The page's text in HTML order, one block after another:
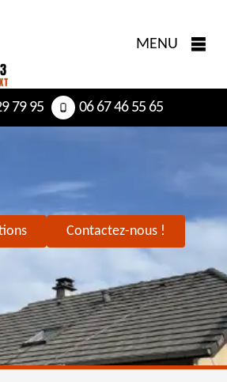
MENU
79 95 06 67 46 55 65
Contactez-nous !